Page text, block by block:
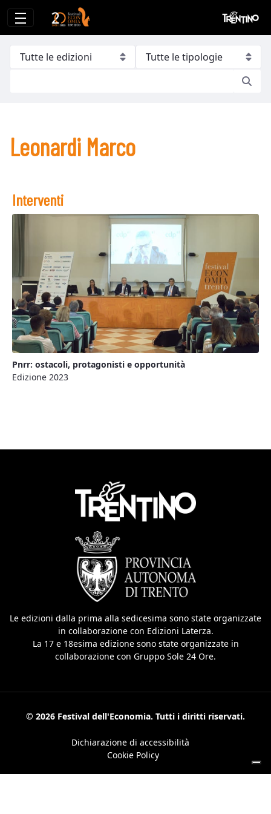
Leonardi Marco
Leonardi Marco
Interventi
Pnrr: ostacoli, protagonisti e opportunità
Edizione 2023
Le edizioni dalla prima alla sedicesima sono state organizzate
in collaborazione con Edizioni Laterza.
La 17 e 18esima edizione sono state organizzate in
collaborazione con Gruppo Sole 24 Ore.
© 2026 Festival dell'Economia. Tutti i diritti riservati.
Dichiarazione di accessibilità
Cookie Policy